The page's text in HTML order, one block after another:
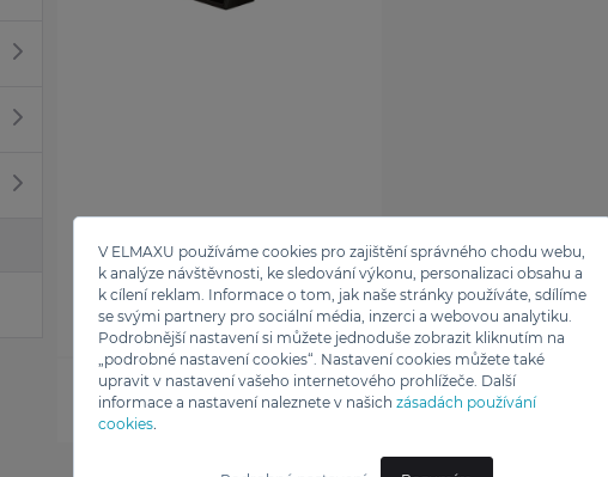
V ELMAXU používáme cookies pro zajištění správného chodu webu,
k analýze návštěvnosti, ke sledování výkonu, personalizaci obsahu a
k cílení reklam. Informace o tom, jak naše stránky používáte, sdílíme
se svými partnery pro sociální média, inzerci a webovou analytiku.
Podrobnější nastavení si můžete jednoduše zobrazit kliknutím na
„podrobné nastavení cookies“. Nastavení cookies můžete také
upravit v nastavení vašeho internetového prohlížeče. Další
informace a nastavení naleznete v našich zásadách používání
cookies.
Kluge
GRIL KONTAKTNÍ
KLUGE SAM COOK
PSC-140/B
2 990 Kč